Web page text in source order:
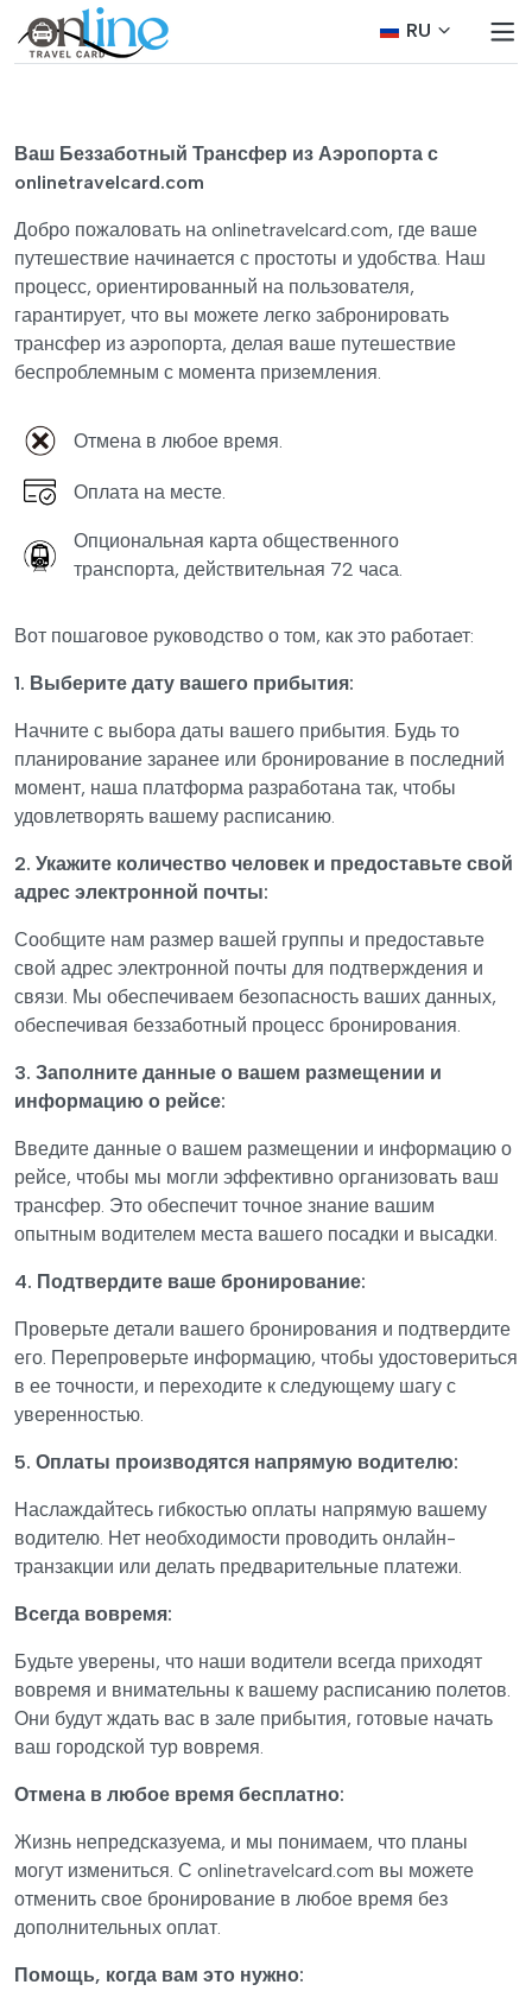
RU
Ваш Беззаботный Трансфер из Аэропорта с
onlinetravelcard.com
Добро пожаловать на onlinetravelcard.com, где ваше
путешествие начинается с простоты и удобства. Наш
процесс, ориентированный на пользователя,
гарантирует, что вы можете легко забронировать
трансфер из аэропорта, делая ваше путешествие
беспроблемным с момента приземления.
Отмена в любое время.
Оплата на месте.
Опциональная карта общественного
транспорта, действительная 72 часа.
Вот пошаговое руководство о том, как это работает:
1. Выберите дату вашего прибытия:
Начните с выбора даты вашего прибытия. Будь то
планирование заранее или бронирование в последний
момент, наша платформа разработана так, чтобы
удовлетворять вашему расписанию.
2. Укажите количество человек и предоставьте свой
адрес электронной почты:
Сообщите нам размер вашей группы и предоставьте
свой адрес электронной почты для подтверждения и
связи. Мы обеспечиваем безопасность ваших данных,
обеспечивая беззаботный процесс бронирования.
3. Заполните данные о вашем размещении и
информацию о рейсе:
Введите данные о вашем размещении и информацию о
рейсе, чтобы мы могли эффективно организовать ваш
трансфер. Это обеспечит точное знание вашим
опытным водителем места вашего посадки и высадки.
4. Подтвердите ваше бронирование:
Проверьте детали вашего бронирования и подтвердите
его. Перепроверьте информацию, чтобы удостовериться
в ее точности, и переходите к следующему шагу с
уверенностью.
5. Оплаты производятся напрямую водителю:
Наслаждайтесь гибкостью оплаты напрямую вашему
водителю. Нет необходимости проводить онлайн-
транзакции или делать предварительные платежи.
Всегда вовремя:
Будьте уверены, что наши водители всегда приходят
вовремя и внимательны к вашему расписанию полетов.
Они будут ждать вас в зале прибытия, готовые начать
ваш городской тур вовремя.
Отмена в любое время бесплатно:
Жизнь непредсказуема, и мы понимаем, что планы
могут измениться. С onlinetravelcard.com вы можете
отменить свое бронирование в любое время без
дополнительных оплат.
Помощь, когда вам это нужно: